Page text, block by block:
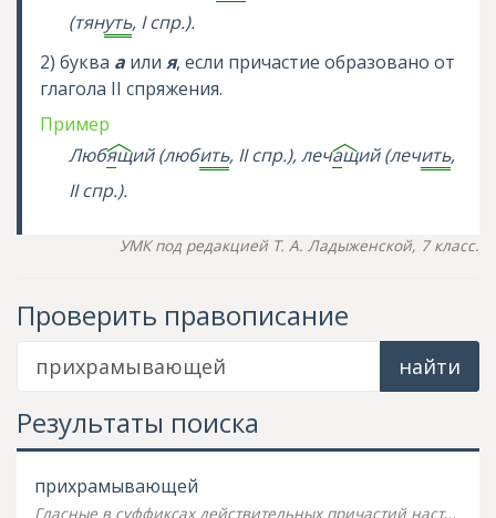
(тянуть, I спр.).
2) буква а или я, если причастие образовано от
глагола II спряжения.
Пример
Любящий (любить, II спр.), лечащий (лечить,
II спр.).
УМК под редакцией Т. А. Ладыженской, 7 класс.
Проверить правописание
найти
Результаты поиска
прихрамывающей
Гласные в суффиксах действительных причастий настоящего времени